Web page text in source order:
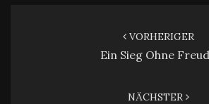
VORHERIGER
Ein Sieg Ohne
NÄCHSTER